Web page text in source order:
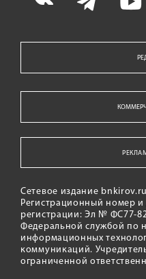
Сетевое издание bnkirov.ru
Регистрационный номер
регистрации: Эл № ФС77-
Федеральной службой по
информационных
коммуникаций.
ограниченной